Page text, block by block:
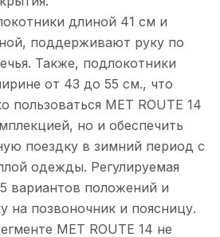
длиной 41 см и
поддерживают руку по
Также, подлокотники
от 43 до 55 см., что
пользоваться MET ROUTE 14
но и обеспечить
поездку в зимний период с
одежды. Регулируемая
вариантов положений и
на позвоночник и поясницу.
MET ROUTE 14 не